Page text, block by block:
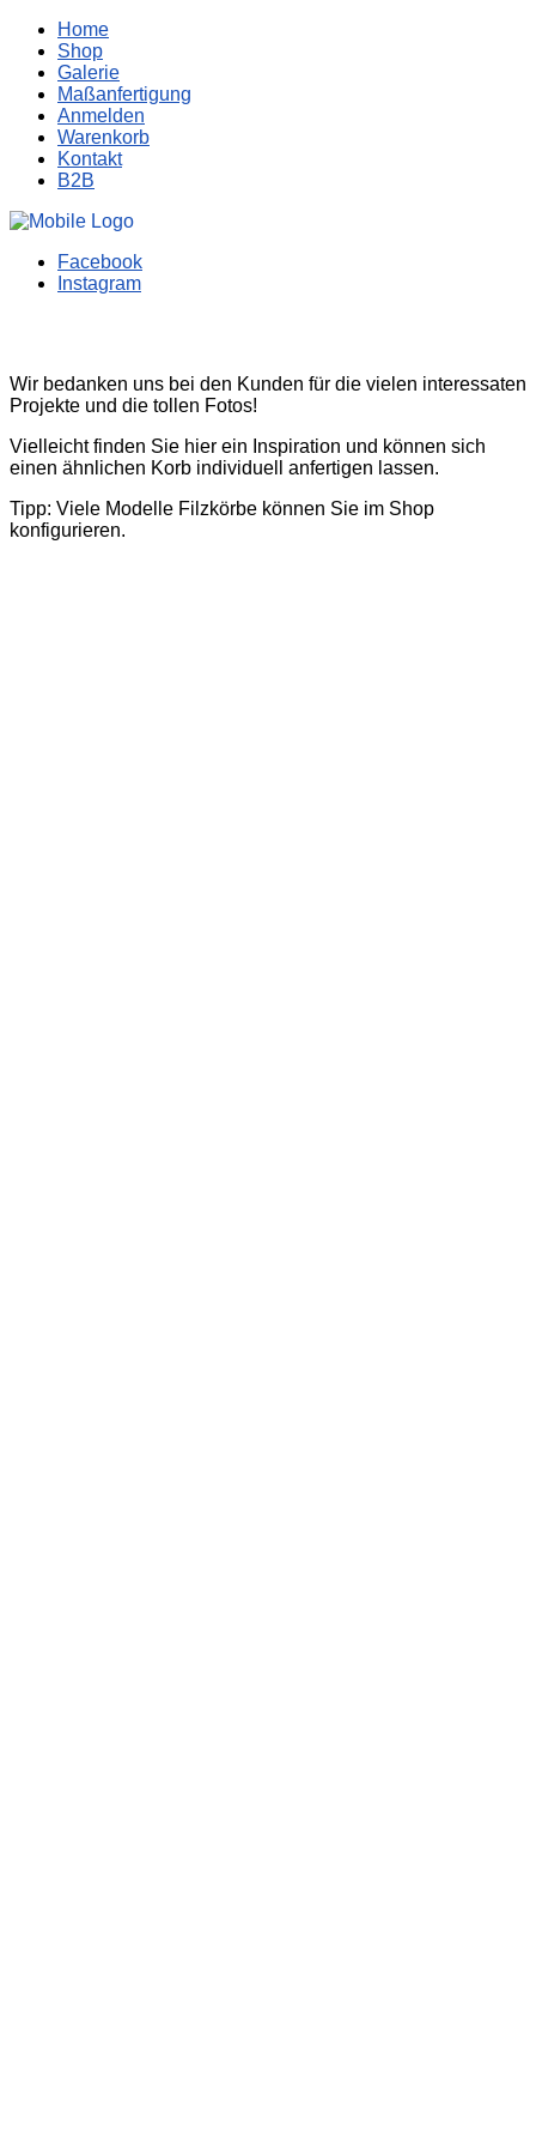
Home
Shop
Galerie
Maßanfertigung
Anmelden
Warenkorb
Kontakt
B2B
Facebook
Instagram
Wir bedanken uns bei den Kunden für die vielen interessaten
Projekte und die tollen Fotos!
Vielleicht finden Sie hier ein Inspiration und können sich
einen ähnlichen Korb individuell anfertigen lassen.
Tipp: Viele Modelle Filzkörbe können Sie im Shop
konfigurieren.